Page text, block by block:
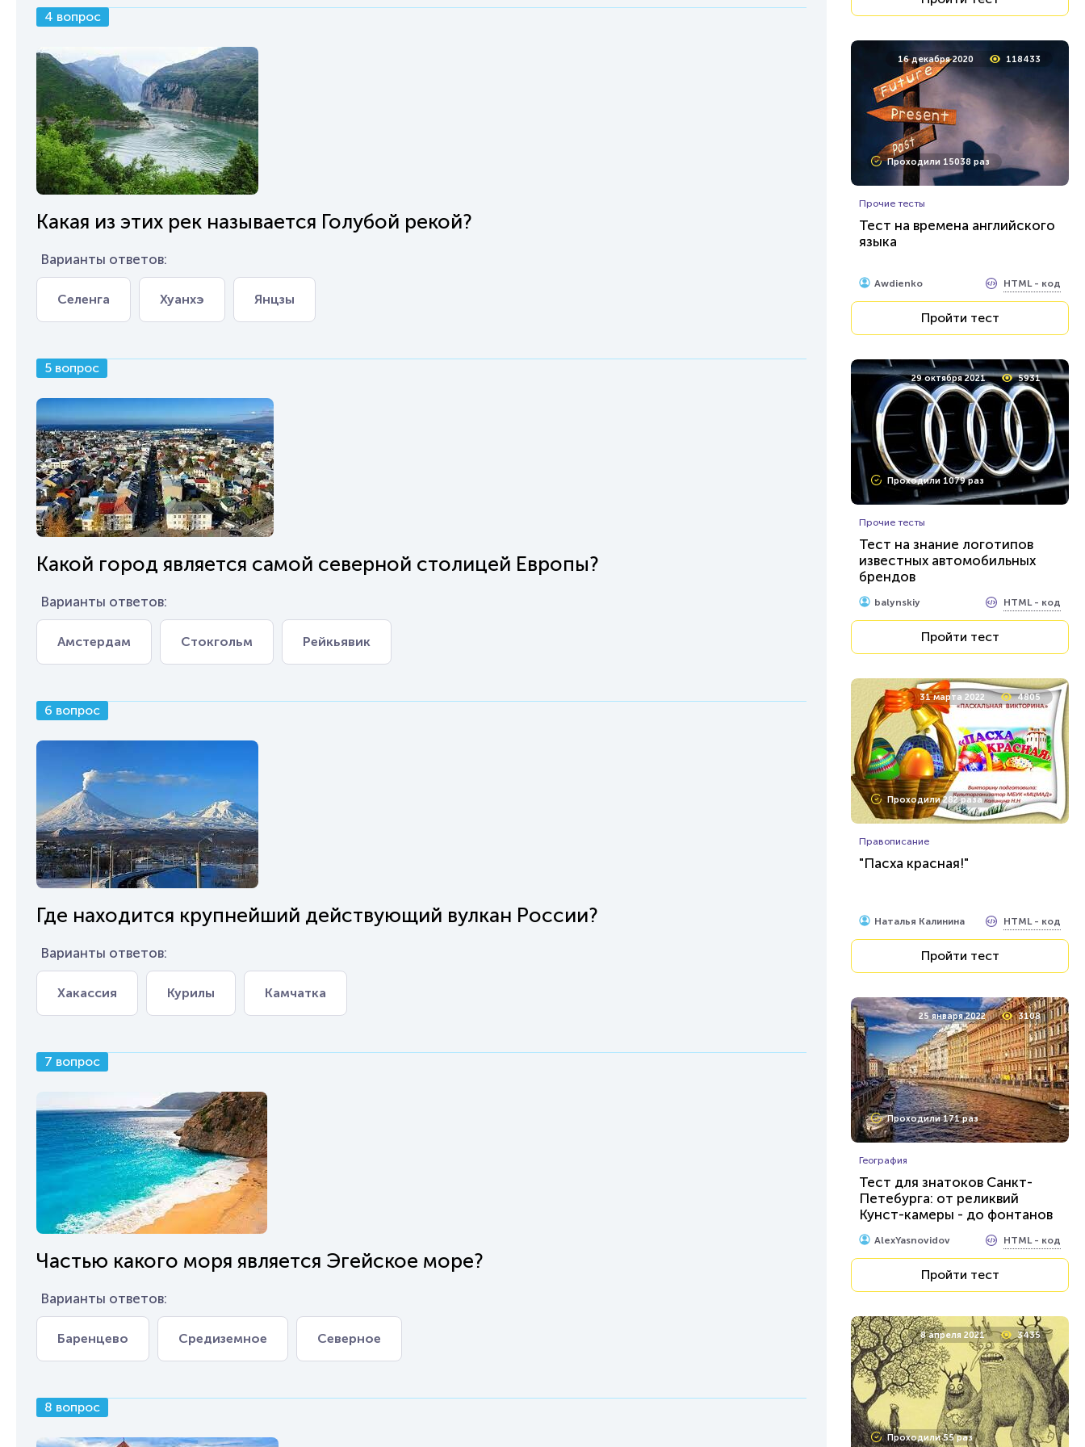
4 вопрос
Какая из этих рек называется Голубой рекой?
Варианты ответов:
Селенга Хуанхэ Янцзы
5 вопрос
Какой город является самой северной столицей Европы?
Варианты ответов:
Амстердам Стокгольм Рейкьявик
6 вопрос
Где находится крупнейший действующий вулкан России?
Варианты ответов:
Хакассия Курилы Камчатка
7 вопрос
Частью какого моря является Эгейское море?
Варианты ответов:
Баренцево Средиземное Северное
8 вопрос
16 декабря 2020 118433
Проходили 15038 раз
Прочие тесты
Тест на времена английского
языка
Awdienko HTML - код
Пройти тест
29 октября 2021 5931
Проходили 1079 раз
Прочие тесты
Тест на знание логотипов
известных автомобильных
брендов
balynskiy HTML - код
Пройти тест
31 марта 2022 4805
Проходили 282 раза
Правописание
"Пасха красная!"
Наталья Калинина HTML - код
Пройти тест
25 января 2022 3108
Проходили 171 раз
География
Тест для знатоков Санкт-
Петебурга: от реликвий
Кунст-камеры - до фонтанов
Петергофа
AlexYasnovidov HTML - код
Пройти тест
8 апреля 2021 3435
Проходили 55 раз